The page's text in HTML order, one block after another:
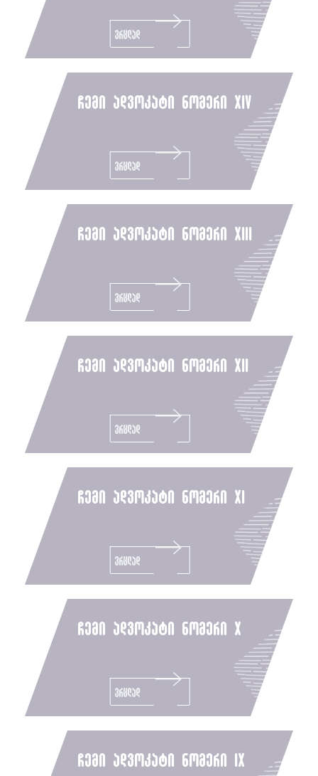
ვრცლად
ჩემი ადვოკატი ნომერი xiv
ვრცლად
ჩემი ადვოკატი ნომერი xiii
ვრცლად
ჩემი ადვოკატი ნომერი xii
ვრცლად
ჩემი ადვოკატი ნომერი xi
ვრცლად
ჩემი ადვოკატი ნომერი x
ვრცლად
ჩემი ადვოკატი ნომერი ix